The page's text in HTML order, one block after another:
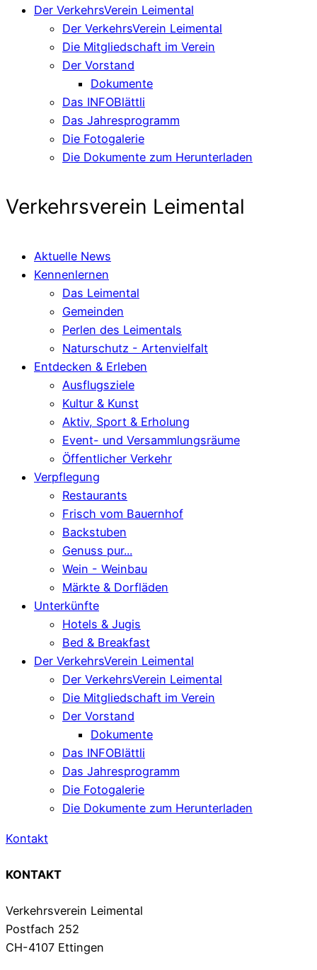
Der VerkehrsVerein Leimental
Der VerkehrsVerein Leimental
Die Mitgliedschaft im Verein
Der Vorstand
Dokumente
Das INFOBlättli
Das Jahresprogramm
Die Fotogalerie
Die Dokumente zum Herunterladen
Verkehrsverein Leimental
Aktuelle News
Kennenlernen
Das Leimental
Gemeinden
Perlen des Leimentals
Naturschutz - Artenvielfalt
Entdecken & Erleben
Ausflugsziele
Kultur & Kunst
Aktiv, Sport & Erholung
Event- und Versammlungsräume
Öffentlicher Verkehr
Verpflegung
Restaurants
Frisch vom Bauernhof
Backstuben
Genuss pur...
Wein - Weinbau
Märkte & Dorfläden
Unterkünfte
Hotels & Jugis
Bed & Breakfast
Der VerkehrsVerein Leimental
Der VerkehrsVerein Leimental
Die Mitgliedschaft im Verein
Der Vorstand
Dokumente
Das INFOBlättli
Das Jahresprogramm
Die Fotogalerie
Die Dokumente zum Herunterladen
Kontakt
KONTAKT
Verkehrsverein Leimental
Postfach 252
CH-4107 Ettingen